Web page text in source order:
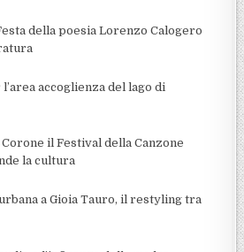
della poesia Lorenzo Calogero
accoglienza del lago di
il Festival della Canzone
la cultura
a Gioia Tauro, il restyling tra